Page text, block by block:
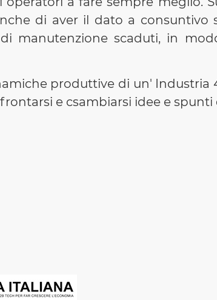
di aver il dato a consuntivo
manutenzione scaduti, in
produttive di un' Industria
e csambiarsi idee e spunti